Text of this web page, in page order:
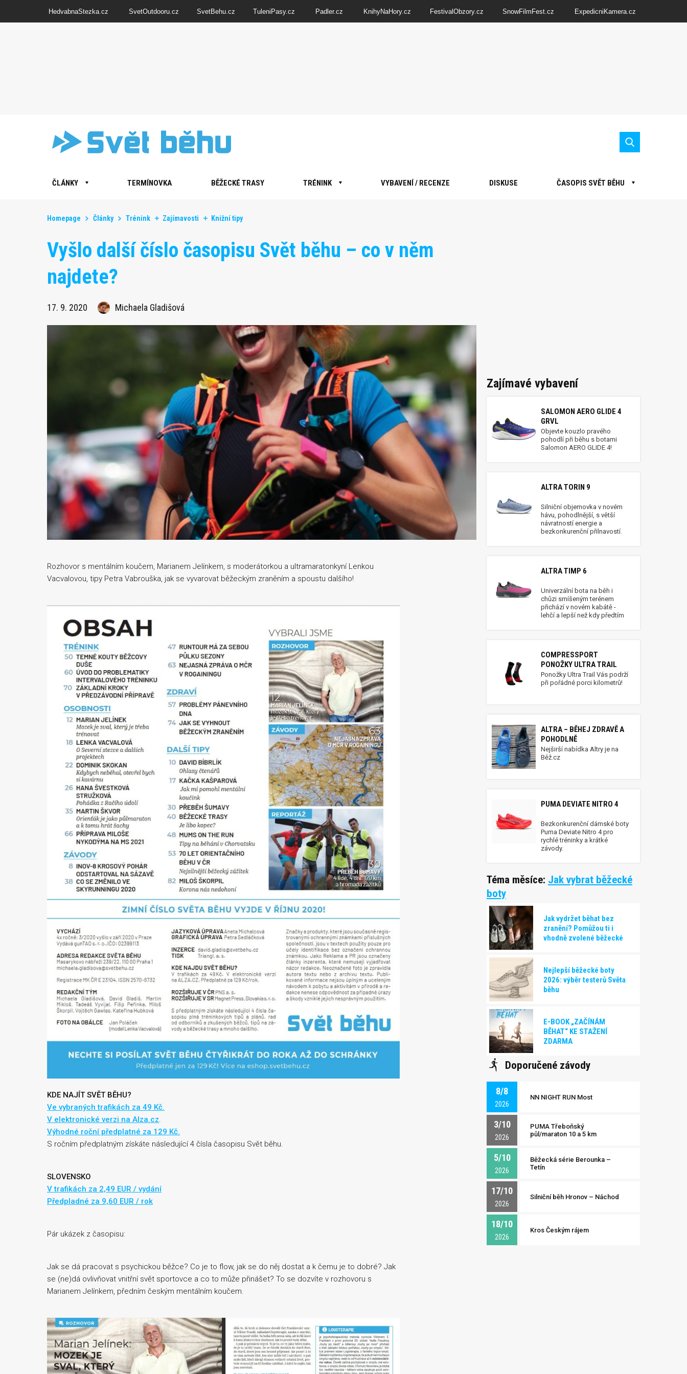
HedvabnaStezka.cz SvetOutdooru.cz SvetBehu.cz TuleniPasy.cz Padler.cz KnihyNaHory.cz FestivalObzory.cz SnowFilmFest.cz ExpedicniKamera.cz
ČLÁNKY TERMÍNOVKA BĚŽECKÉ TRASY TRÉNINK VYBAVENÍ / RECENZE DISKUSE ČASOPIS SVĚT BĚHU
Homepage Články Trénink Zajímavosti Knižní tipy
Vyšlo další číslo časopisu Svět běhu – co v něm
najdete?
17. 9. 2020 Michaela Gladišová
Rozhovor s mentálním koučem, Marianem Jelínkem, s moderátorkou a ultramaratonkyní Lenkou
Vacvalovou, tipy Petra Vabrouška, jak se vyvarovat běžeckým zraněním a spoustu dalšího!
KDE NAJÍT SVĚT BĚHU?
Ve vybraných trafikách za 49 Kč.
V elektronické verzi na Alza.cz.
Výhodné roční předplatné za 129 Kč.
S ročním předplatným získáte následující 4 čísla časopisu Svět běhu.
SLOVENSKO
V trafikách za 2,49 EUR / vydání
Předpladné za 9,60 EUR / rok
Pár ukázek z časopisu:
Jak se dá pracovat s psychickou běžce? Co je to flow, jak se do něj dostat a k čemu je to dobré? Jak
se (ne)dá ovlivňovat vnitřní svět sportovce a co to může přinášet? To se dozvíte v rozhovoru s
Marianem Jelínkem, předním českým mentálním koučem.
Zajímavé vybavení
SALOMON AERO GLIDE 4
GRVL
Objevte kouzlo pravého
pohodlí při běhu s botami
Salomon AERO GLIDE 4!
ALTRA TORIN 9
Silniční objemovka v novém
hávu, pohodlnější, s větší
návratností energie a
bezkonkurenční přilnavostí.
ALTRA TIMP 6
Univerzální bota na běh i
chůzi smíšeným terénem
přichází v novém kabátě -
lehčí a lepší než kdy předtím
COMPRESSPORT
PONOŽKY ULTRA TRAIL
Ponožky Ultra Trail Vás podrží
při pořádné porci kilometrů!
ALTRA – BĚHEJ ZDRAVĚ A
POHODLNĚ
Nejširší nabídka Altry je na
Běž.cz
PUMA DEVIATE NITRO 4
Bezkonkurenční dámské boty
Puma Deviate Nitro 4 pro
rychlé tréninky a krátké
závody.
Téma měsíce: Jak vybrat běžecké
boty
Jak vydržet běhat bez
zranění? Pomůžou ti i
vhodně zvolené běžecké
Nejlepší běžecké boty
2026: výběr testerů Světa
běhu
E-BOOK „ZAČÍNÁM
BĚHAT“ KE STAŽENÍ
ZDARMA
Doporučené závody
8/8
2026
NN NIGHT RUN Most
3/10
2026
PUMA Třeboňský
půl/maraton 10 a 5 km
5/10
2026
Běžecká série Berounka –
Tetín
17/10
2026
Silniční běh Hronov – Náchod
18/10
2026
Kros Českým rájem